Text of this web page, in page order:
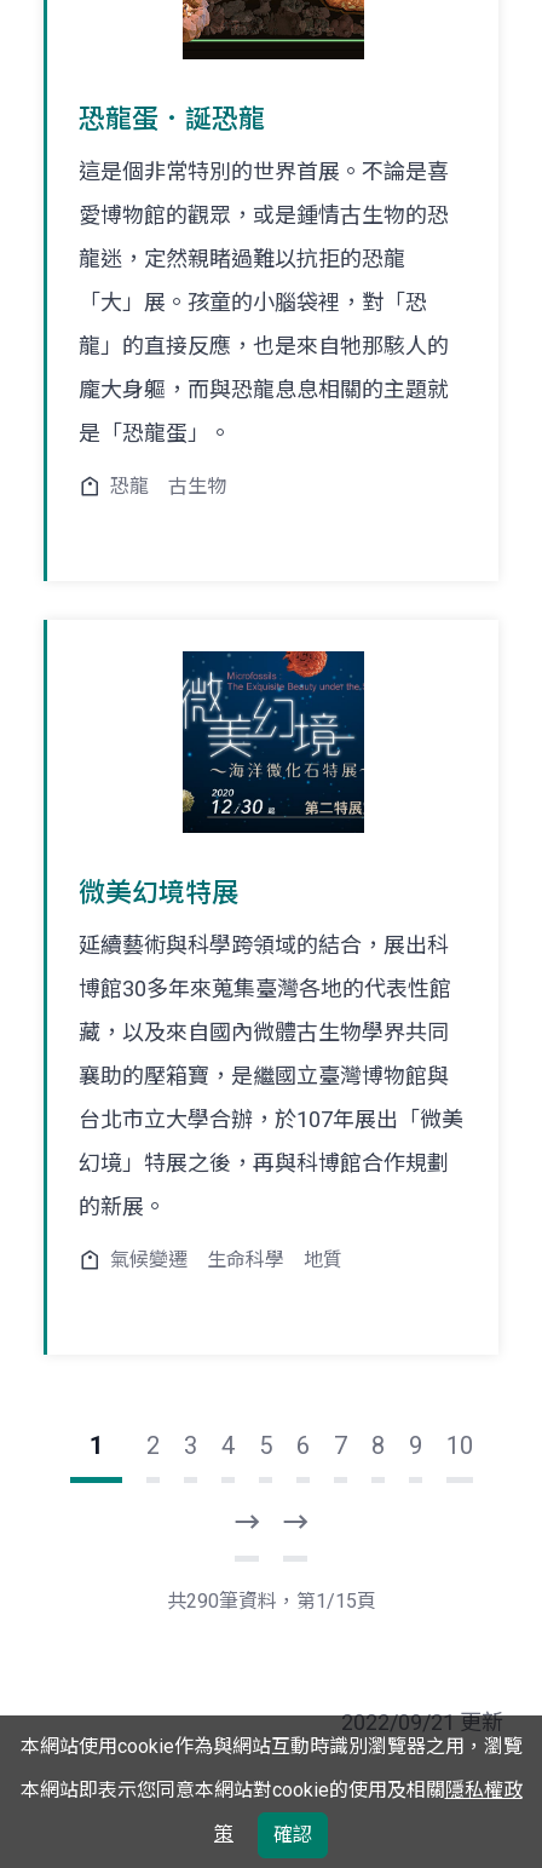
恐龍蛋．誕恐龍
這是個非常特別的世界首展。不論是喜
愛博物館的觀眾，或是鍾情古生物的恐
龍迷，定然親睹過難以抗拒的恐龍
「大」展。孩童的小腦袋裡，對「恐
龍」的直接反應，也是來自牠那駭人的
龐大身軀，而與恐龍息息相關的主題就
是「恐龍蛋」。
恐龍 古生物
微美幻境特展
延續藝術與科學跨領域的結合，展出科
博館30多年來蒐集臺灣各地的代表性館
藏，以及來自國內微體古生物學界共同
襄助的壓箱寶，是繼國立臺灣博物館與
台北市立大學合辦，於107年展出「微美
幻境」特展之後，再與科博館合作規劃
的新展。
氣候變遷 生命科學 地質
1 2 3 4 5 6 7 8 9 10
一
頁
後
一
共290筆資料，第1/15頁
2022/09/21 更新
本網站使用cookie作為與網站互動時識別瀏覽器之用，瀏覽
本網站即表示您同意本網站對cookie的使用及相關隱私權政
策
確認